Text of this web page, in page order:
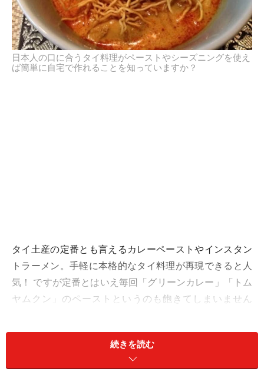
日本人の口に合うタイ料理がペーストやシーズニングを使え
ば簡単に自宅で作れることを知っていますか？
タイ土産の定番とも言えるカレーペーストやインスタン
トラーメン。手軽に本格的なタイ料理が再現できると人
気！ ですが定番とはいえ毎回「グリーンカレー」「トム
ヤムクン」のペーストというのも飽きてしまいません
今は日本のスーパーでも簡単に手に入るのであえてタイ
で買う必要はないかもしれません。
続きを読む